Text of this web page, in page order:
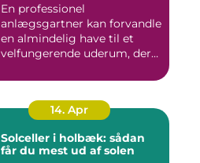
En professionel
anlægsgartner kan forvandle
en almindelig have til et
velfungerende uderum, der
14. Apr
Solceller i holbæk: sådan
får du mest ud af solen